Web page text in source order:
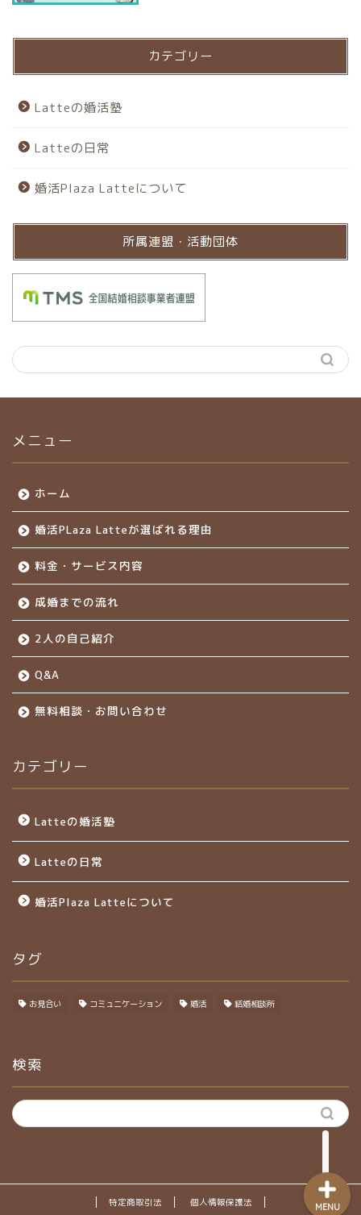
カテゴリー
Latteの婚活塾
Latteの日常
婚活Plaza Latteについて
所属連盟・活動団体
メニュー
ホーム
婚活PLaza Latteが選ばれる理由
料金・サービス内容
成婚までの流れ
2人の自己紹介
Q&A
無料相談・お問い合わせ
カテゴリー
Latteの婚活塾
Latteの日常
婚活Plaza Latteについて
タグ
お見合い コミュニケーション 婚活 結婚相談所
検索
特定商取引法 個人情報保護法 MENU
ホーム